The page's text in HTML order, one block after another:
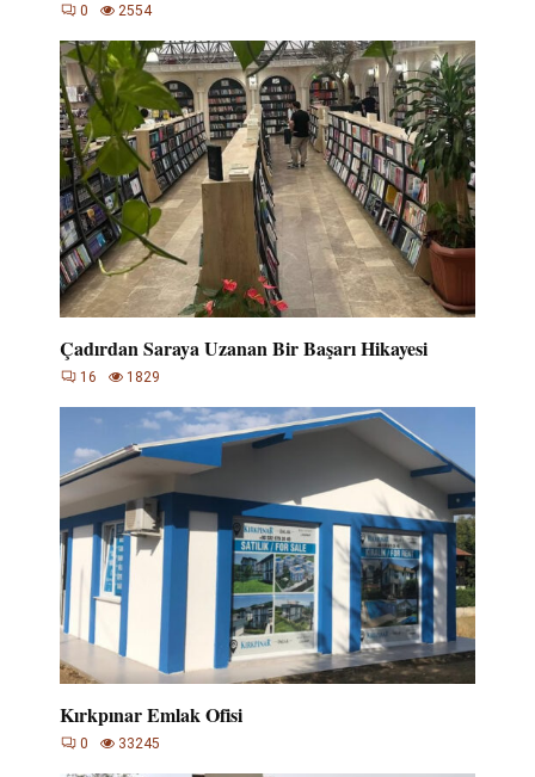
0 2554
Çadırdan Saraya Uzanan Bir Başarı Hikayesi
16 1829
Kırkpınar Emlak Ofisi
0 33245